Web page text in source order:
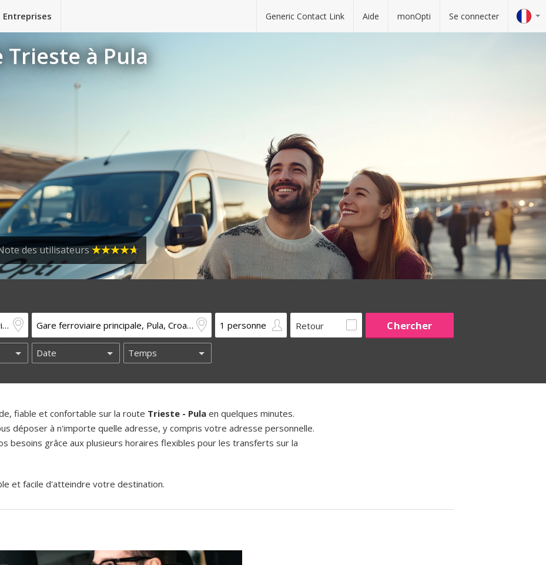
Entreprises Generic Contact Link Aide monOpti Se connecter
à Pula
des utilisateurs
Retour
fiable et confortable sur la route Trieste - Pula en quelques minutes.
déposer à n'importe quelle adresse, y compris votre adresse personnelle.
besoins grâce aux plusieurs horaires flexibles pour les transferts sur la
et facile d'atteindre votre destination.